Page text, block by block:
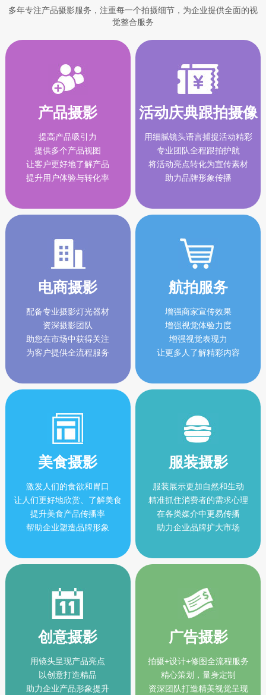
多年专注产品摄影服务，注重每一个拍摄细节，为企业提供全面的视
觉整合服务
产品摄影
提高产品吸引力
提供多个产品视图
让客户更好地了解产品
提升用户体验与转化率
活动庆典跟拍摄像
用细腻镜头语言捕捉活动精彩
专业团队全程跟拍护航
将活动亮点转化为宣传素材
助力品牌形象传播
电商摄影
配备专业摄影灯光器材
资深摄影团队
助您在市场中获得关注
为客户提供全流程服务
航拍服务
增强商家宣传效果
增强视觉体验力度
增强视觉表现力
让更多人了解精彩内容
美食摄影
激发人们的食欲和胃口
让人们更好地欣赏、了解美食
提升美食产品传播率
帮助企业塑造品牌形象
服装摄影
服装展示更加自然和生动
精准抓住消费者的需求心理
在各类媒介中更易传播
助力企业品牌扩大市场
创意摄影
用镜头呈现产品亮点
以创意打造精品
助力企业产品形象提升
广告摄影
拍摄+设计+修图全流程服务
精心策划，量身定制
资深团队打造精美视觉呈现